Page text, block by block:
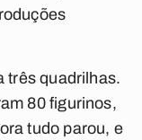
três quadrilhas.
80 figurinos,
tudo parou, e